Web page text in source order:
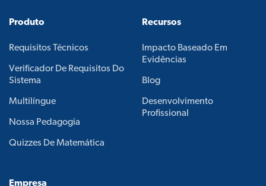
Produto
Requisitos Técnicos
Verificador De Requisitos Do
Sistema
Multilíngue
Nossa Pedagogia
Quizzes De Matemática
Recursos
Impacto Baseado Em
Evidências
Blog
Desenvolvimento
Profissional
Empresa